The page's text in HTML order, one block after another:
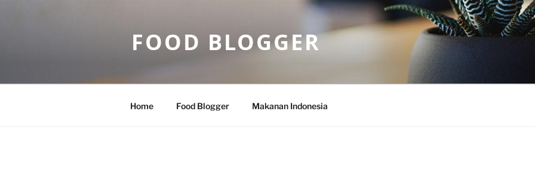
FOOD BLOGGER
Home Food Blogger Makanan Indonesia